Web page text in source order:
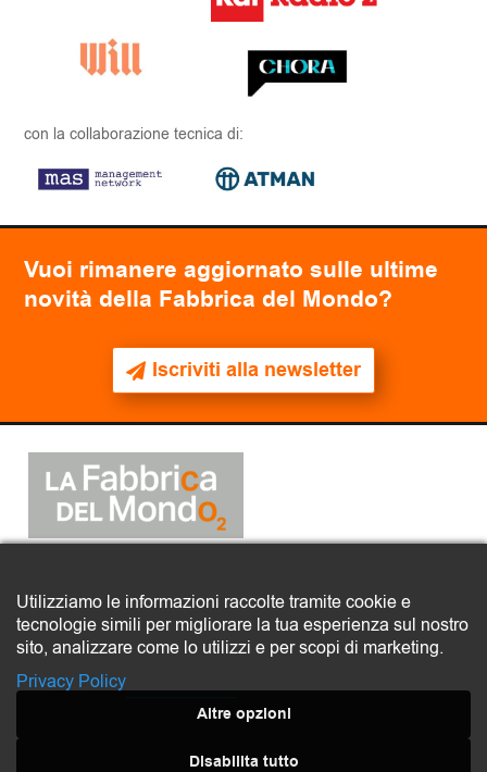
con la collaborazione tecnica di:
Vuoi rimanere aggiornato sulle ultime
novità della Fabbrica del Mondo?
Iscriviti alla newsletter
COMITATO LA FABBRICA DEL MONDO – ETS
Via Quarto, 16 – 35138 Padova
CF 92320220285
Privacy policy
Utilizziamo le informazioni raccolte tramite cookie e
tecnologie simili per migliorare la tua esperienza sul nostro
sito, analizzare come lo utilizzi e per scopi di marketing.
Privacy Policy
Altre opzioni
Disabilita tutto